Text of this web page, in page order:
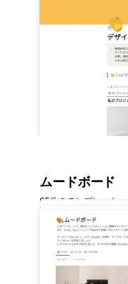
ムードボード
95件のテンプレート